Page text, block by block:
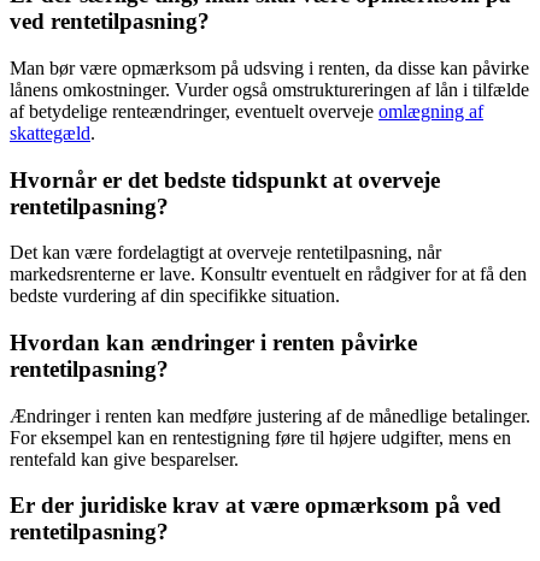
ved rentetilpasning?
Man bør være opmærksom på udsving i renten, da disse kan påvirke
lånens omkostninger. Vurder også omstruktureringen af lån i tilfælde
af betydelige renteændringer, eventuelt overveje omlægning af
skattegæld.
Hvornår er det bedste tidspunkt at overveje
rentetilpasning?
Det kan være fordelagtigt at overveje rentetilpasning, når
markedsrenterne er lave. Konsultr eventuelt en rådgiver for at få den
bedste vurdering af din specifikke situation.
Hvordan kan ændringer i renten påvirke
rentetilpasning?
Ændringer i renten kan medføre justering af de månedlige betalinger.
For eksempel kan en rentestigning føre til højere udgifter, mens en
rentefald kan give besparelser.
Er der juridiske krav at være opmærksom på ved
rentetilpasning?